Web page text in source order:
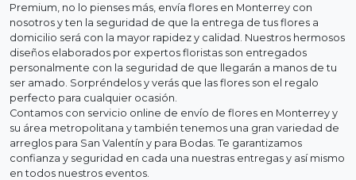
Premium, no lo pienses más, envía flores en Monterrey con
nosotros y ten la seguridad de que la entrega de tus flores a
domicilio será con la mayor rapidez y calidad. Nuestros hermosos
diseños elaborados por expertos floristas son entregados
personalmente con la seguridad de que llegarán a manos de tu
ser amado. Sorpréndelos y verás que las flores son el regalo
perfecto para cualquier ocasión.
Contamos con servicio online de envío de flores en Monterrey y
su área metropolitana y también tenemos una gran variedad de
arreglos para San Valentín y para Bodas. Te garantizamos
confianza y seguridad en cada una nuestras entregas y así mismo
en todos nuestros eventos.